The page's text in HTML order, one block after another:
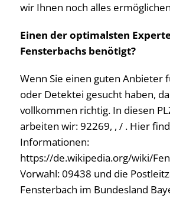
wir Ihnen noch alles
Einen der optimalsten
Fensterbachs benötigt?
Wenn Sie einen guten Anbieter
oder Detektei gesucht haben,
vollkommen richtig. In diesen
arbeiten wir: 92269, , / . Hier
Informationen:
https://de.wikipedia.org/wiki/
Vorwahl: 09438 und die
Fensterbach im Bundesland